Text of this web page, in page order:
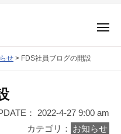
メ
せ > FDS社員ブログの開設
： 2022-4-27 9:00 am
カテゴリ： お知らせ